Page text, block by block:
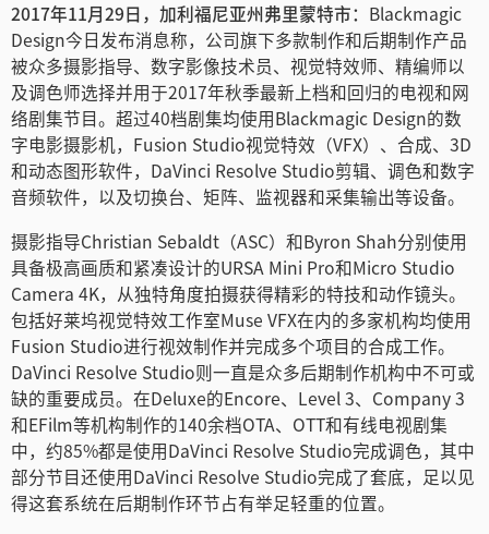
中国香港
India
Italy
Japan
Korea
Mexico
Malaysia
Netherlands
New Zealand
Norway
Poland
2017年11月29日，加利福尼亚州弗里蒙特市： Blackmagic
Design今日发布消息称，公司旗下多款制作和后期制作产品
被众多摄影指导、数字影像技术员、视觉特效师、精编师以
及调色师选择并用于2017年秋季最新上档和回归的电视和网
络剧集节目。超过40档剧集均使用Blackmagic Design的数
字电影摄影机，Fusion Studio视觉特效（VFX）、合成、3D
和动态图形软件，DaVinci Resolve Studio剪辑、调色和数字
音频软件，以及切换台、矩阵、监视器和采集输出等设备。
摄影指导Christian Sebaldt（ASC）和Byron Shah分别使用
具备极高画质和紧凑设计的URSA Mini Pro和Micro Studio
Camera 4K，从独特角度拍摄获得精彩的特技和动作镜头。
包括好莱坞视觉特效工作室Muse VFX在内的多家机构均使用
Fusion Studio进行视效制作并完成多个项目的合成工作。
DaVinci Resolve Studio则一直是众多后期制作机构中不可或
缺的重要成员。在Deluxe的Encore、Level 3、Company 3
和EFilm等机构制作的140余档OTA、OTT和有线电视剧集
中，约85%都是使用DaVinci Resolve Studio完成调色，其中
部分节目还使用DaVinci Resolve Studio完成了套底，足以见
得这套系统在后期制作环节占有举足轻重的位置。